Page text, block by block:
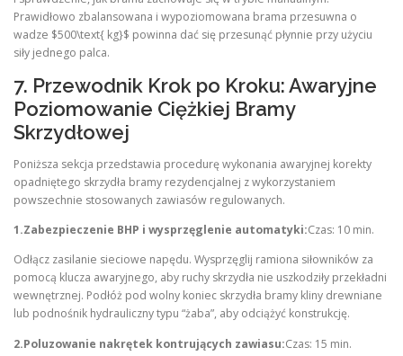
Prawidłowo zbalansowana i wypoziomowana brama przesuwna o
wadze $500\text{ kg}$ powinna dać się przesunąć płynnie przy użyciu
siły jednego palca.
7. Przewodnik Krok po Kroku: Awaryjne
Poziomowanie Ciężkiej Bramy
Skrzydłowej
Poniższa sekcja przedstawia procedurę wykonania awaryjnej korekty
opadniętego skrzydła bramy rezydencjalnej z wykorzystaniem
powszechnie stosowanych zawiasów regulowanych.
1.Zabezpieczenie BHP i wysprzęglenie automatyki:Czas: 10 min.
Odłącz zasilanie sieciowe napędu. Wysprzęglij ramiona siłowników za
pomocą klucza awaryjnego, aby ruchy skrzydła nie uszkodziły przekładni
wewnętrznej. Podłóż pod wolny koniec skrzydła bramy kliny drewniane
lub podnośnik hydrauliczny typu “żaba”, aby odciążyć konstrukcję.
2.Poluzowanie nakrętek kontrujących zawiasu:Czas: 15 min.